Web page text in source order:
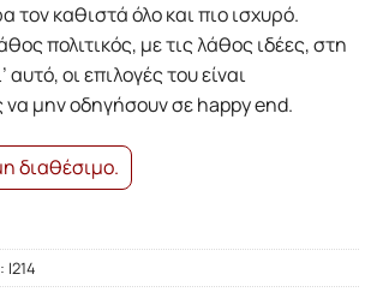
τον καθιστά όλο και πιο ισχυρό.
πολιτικός, με τις λάθος ιδέες, στη
αυτό, οι επιλογές του είναι
να μην οδηγήσουν σε happy end.
διαθέσιμο.
Ι214